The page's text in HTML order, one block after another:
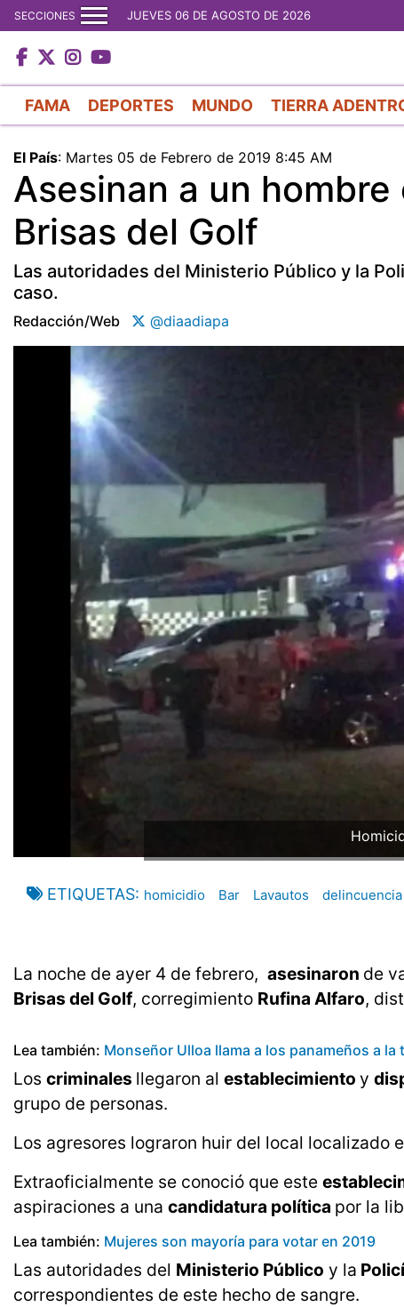
SECCIONES JUEVES 06 DE AGOSTO DE 2026
FAMA DEPORTES MUNDO TIERRA
El País: Martes 05 de Febrero de 2019 8:45 AM
Asesinan a un
Brisas del Golf
Las autoridades del Ministerio Público y la
caso.
Redacción/web @diaadiapa
ETIQUETAS homicidio Bar Lavautos delincuencia
La noche de ayer 4 de febrero, asesinaron de
Brisas del Golf, corregimiento Rufina Alfaro,
Lea también: Monseñor Ulloa llama a los panameños a la
Los criminales llegaron al establecimiento y
grupo de personas.
Los agresores lograron huir del local localizado
Extraoficialmente se conoció que este
aspiraciones a una candidatura política por la
Lea también: Mujeres son mayoría para votar en 2019
Las autoridades del Ministerio Público y la
correspondientes de este hecho de sangre.